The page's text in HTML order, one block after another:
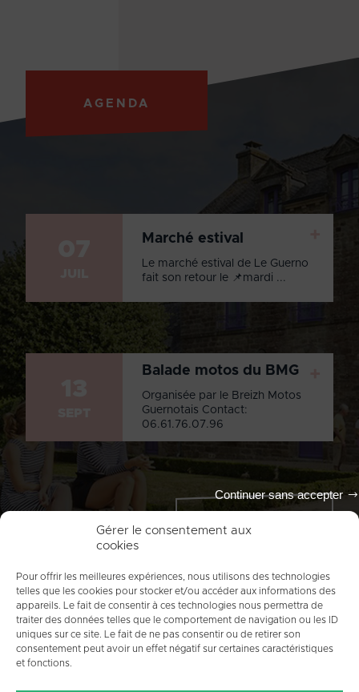
Gérer le consentement aux
cookies
Pour offrir les meilleures expériences, nous utilisons des technologies
telles que les cookies pour stocker et/ou accéder aux informations des
appareils. Le fait de consentir à ces technologies nous permettra de
traiter des données telles que le comportement de navigation ou les ID
uniques sur ce site. Le fait de ne pas consentir ou de retirer son
consentement peut avoir un effet négatif sur certaines caractéristiques
et fonctions.
Continuer sans accepter
AGENDA
Marché estival
Le marché estival de Le Guerno
fait son retour le 📌mardi ...
Balade motos du BMG
Organisée par le Breizh Motos
Guernotais Contact:
06.61.76.07.96